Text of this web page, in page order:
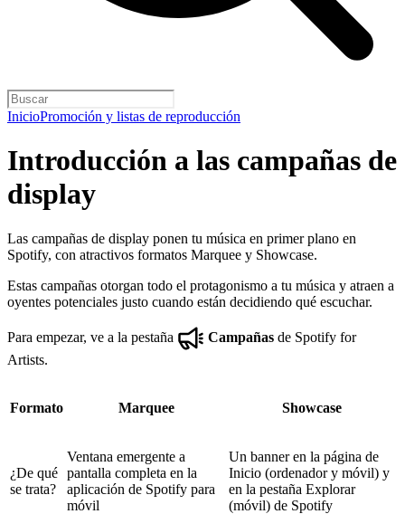
InicioPromoción y listas de reproducción
Introducción a las campañas de
display
Las campañas de display ponen tu música en primer plano en
Spotify, con atractivos formatos Marquee y Showcase.
Estas campañas otorgan todo el protagonismo a tu música y atraen a
oyentes potenciales justo cuando están decidiendo qué escuchar.
Para empezar, ve a la pestaña Campañas de Spotify for
Artists.
Formato Marquee Showcase
¿De qué
se trata?
Ventana emergente a
pantalla completa en la
aplicación de Spotify para
móvil
Un banner en la página de
Inicio (ordenador y móvil) y
en la pestaña Explorar
(móvil) de Spotify